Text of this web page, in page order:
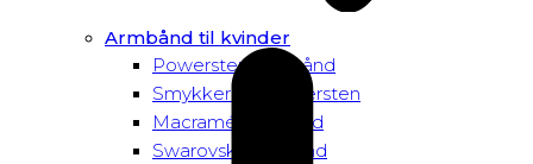
Armbånd til kvinder
Powersten Armbånd
Smykker med tigersten
Macramé Armbånd
Swarovski Armbånd